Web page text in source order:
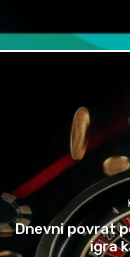
Dnevni povrat
igra